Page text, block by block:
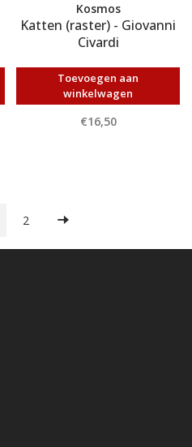
Kosmos
Katten (raster) - Giovanni
Civardi
Toevoegen aan
winkelwagen
€16,50
2